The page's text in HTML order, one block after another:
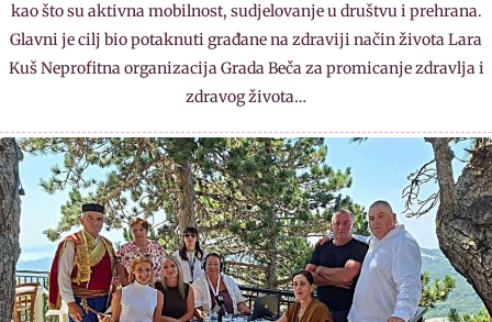
kao što su aktivna mobilnost, sudjelovanje u društvu i prehrana.
Glavni je cilj bio potaknuti građane na zdraviji način života Lara
Kuš Neprofitna organizacija Grada Beča za promicanje zdravlja i
zdravog života…